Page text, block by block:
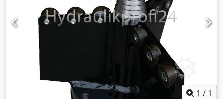
notwendige Drehmoment für effizientes Arbeiten, ab 25
l/min bis zu 125 l/min und 210 bar Druck Gewicht 70 kg
inklusive: • Antriebsgerät mit leistungsstarkem HMT
Hydraulikmotor, Gewicht 70kg • Drillkegel mit Spitze Ø 200
mm 270 mm/400mm lang, stirnseitig 6xM16 Gewinde
LK173 Gesamtlänge 270 mm + Drillkegelspitze 130 mm =
400 mm Durchmesser 200 mm Gewicht 30 kg
Gesamtgewicht 100 kg
1 / 1